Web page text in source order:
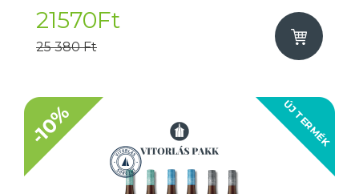
21570Ft
25 380 Ft
ÚJ TERMÉK
-10%